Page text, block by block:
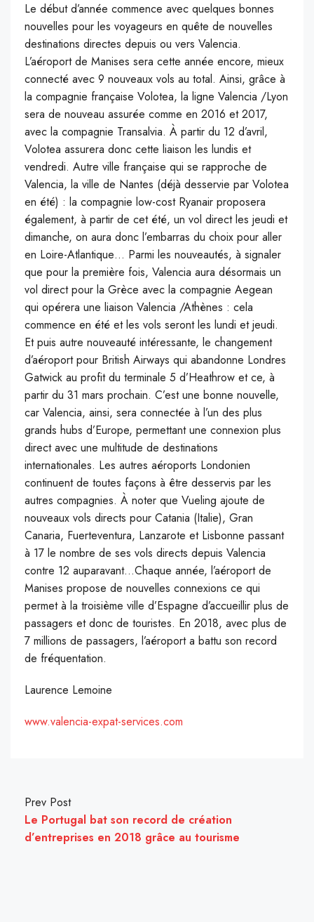
Le début d’année commence avec quelques bonnes
nouvelles pour les voyageurs en quête de nouvelles
destinations directes depuis ou vers Valencia.
L’aéroport de Manises sera cette année encore, mieux
connecté avec 9 nouveaux vols au total. Ainsi, grâce à
la compagnie française Volotea, la ligne Valencia /Lyon
sera de nouveau assurée comme en 2016 et 2017,
avec la compagnie Transalvia. À partir du 12 d’avril,
Volotea assurera donc cette liaison les lundis et
vendredi. Autre ville française qui se rapproche de
Valencia, la ville de Nantes (déjà desservie par Volotea
en été) : la compagnie low-cost Ryanair proposera
également, à partir de cet été, un vol direct les jeudi et
dimanche, on aura donc l’embarras du choix pour aller
en Loire-Atlantique… Parmi les nouveautés, à signaler
que pour la première fois, Valencia aura désormais un
vol direct pour la Grèce avec la compagnie Aegean
qui opérera une liaison Valencia /Athènes : cela
commence en été et les vols seront les lundi et jeudi.
Et puis autre nouveauté intéressante, le changement
d’aéroport pour British Airways qui abandonne Londres
Gatwick au profit du terminale 5 d’Heathrow et ce, à
partir du 31 mars prochain. C’est une bonne nouvelle,
car Valencia, ainsi, sera connectée à l’un des plus
grands hubs d’Europe, permettant une connexion plus
direct avec une multitude de destinations
internationales. Les autres aéroports Londonien
continuent de toutes façons à être desservis par les
autres compagnies. À noter que Vueling ajoute de
nouveaux vols directs pour Catania (Italie), Gran
Canaria, Fuerteventura, Lanzarote et Lisbonne passant
à 17 le nombre de ses vols directs depuis Valencia
contre 12 auparavant…Chaque année, l’aéroport de
Manises propose de nouvelles connexions ce qui
permet à la troisième ville d’Espagne d’accueillir plus de
passagers et donc de touristes. En 2018, avec plus de
7 millions de passagers, l’aéroport a battu son record
de fréquentation.
Laurence Lemoine
www.valencia-expat-services.com
Prev Post
Le Portugal bat son record de création
d’entreprises en 2018 grâce au tourisme